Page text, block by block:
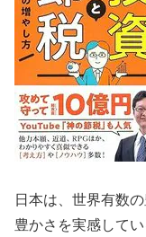
日本は、世界有数
豊かさを実感して